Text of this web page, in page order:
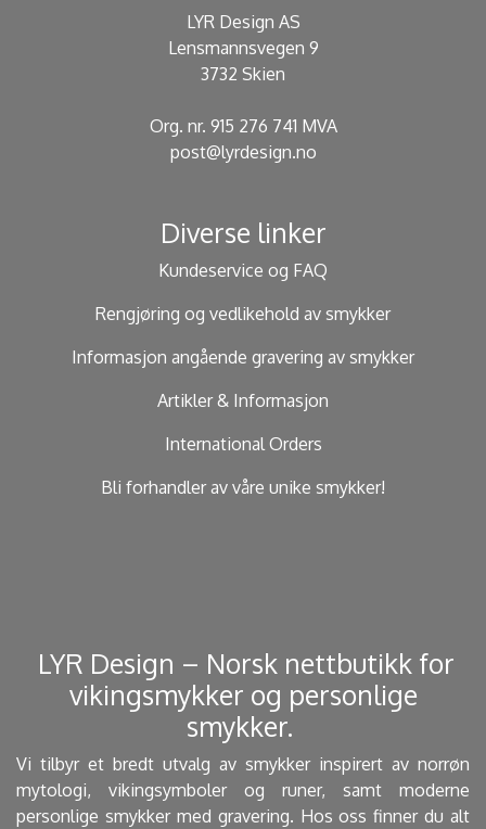
LYR Design AS
Lensmannsvegen 9
3732 Skien
Org. nr. 915 276 741 MVA
post@lyrdesign.no
Diverse linker
Kundeservice og FAQ
Rengjøring og vedlikehold av smykker
Informasjon angående gravering av smykker
Artikler & Informasjon
International Orders
Bli forhandler av våre unike smykker!
​ LYR Design – Norsk nettbutikk for
vikingsmykker og personlige
smykker. ​
Vi tilbyr et bredt utvalg av smykker inspirert av norrøn
mytologi, vikingsymboler og runer, samt moderne
personlige smykker med gravering. Hos oss finner du alt